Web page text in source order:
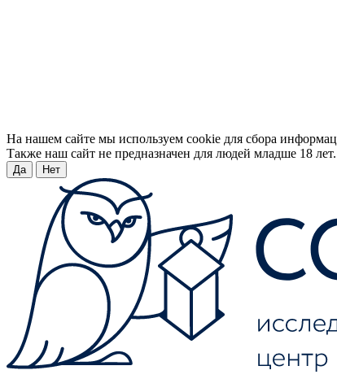
На нашем сайте мы используем cookie для сбора
Также наш сайт не предназначен для людей младше 18
Да Нет